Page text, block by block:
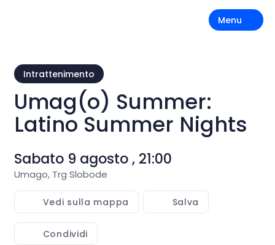
Menu
Intrattenimento
Umag(o) Summer:
Latino Summer Nights
Sabato 9 agosto , 21:00
Umago, Trg Slobode
Vedi sulla mappa Salva
Condividi